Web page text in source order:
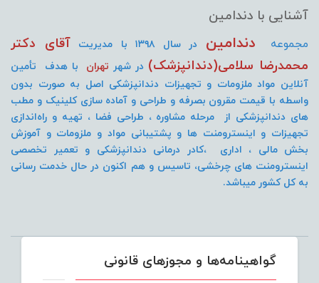
آشنایی با دندامین
مجموعه دندامین در سال ۱۳۹۸ با مدیریت
آقای دکتر
محمدرضا سلامی(دندانپزشک) در شهر تهران با هدف تأمین
آنلاین مواد ملزومات و تجهیزات دندانپزشکی اصل به صورت بدون
واسطه با قیمت مقرون بصرفه و طراحی و آماده سازی کلینیک و مطب
های دندانپزشکی از مرحله مشاوره ، طراحی فضا ، تهیه و راه‌اندازی
تجهیزات و اینسترومنتها و پشتیبانی مواد و ملزومات و آموزش
بخش مالی ، اداری ،کادر درمانی دندانپزشکی و تعمیر تخصصی
اینسترومنت های چرخشی، تاسیس و هم اکنون در حال خدمت رسانی
به کل کشور میباشد.
گواهینامه‌ها و مجوزهای قانونی